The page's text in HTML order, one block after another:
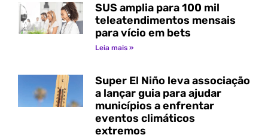
SUS amplia para 100 mil
teleatendimentos mensais
para vício em bets
Leia mais »
Super El Niño leva associação
a lançar guia para ajudar
municípios a enfrentar
eventos climáticos
extremos